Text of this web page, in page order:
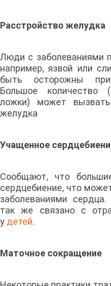
Расстройство желудка
Люди с заболеваниями
например, язвой или
быть осторожны при
Большое количество
ложки) может
желудка
Учащенное
Сообщают, что
сердцебиение, что
заболеваниями
так же связано с
у детей.
Маточное сокращение